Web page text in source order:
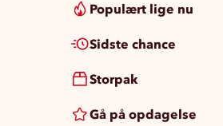
Populært lige nu
Sidste chance
Storpak
Gå på opdagelse